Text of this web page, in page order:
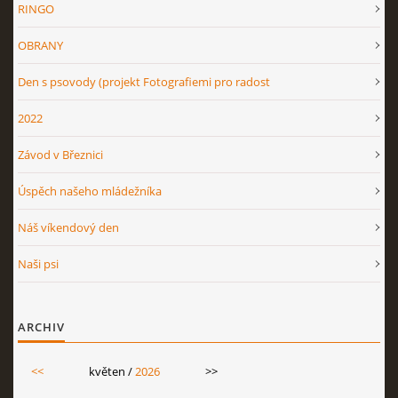
OV NO 2026
RINGO
OBRANY
Den s psovody (projekt Fotografiemi pro radost
2022
Závod v Březnici
Úspěch našeho mládežníka
Náš víkendový den
Naši psi
ARCHIV
<< květen /2026 >>